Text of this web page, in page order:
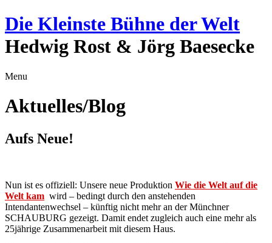
Die Kleinste Bühne der Welt
Hedwig Rost & Jörg Baesecke
Menu
Aktuelles/Blog
Aufs Neue!
Nun ist es offiziell: Unsere neue Produktion Wie die Welt auf die
Welt kam wird – bedingt durch den anstehenden
Intendantenwechsel – künftig nicht mehr an der Münchner
SCHAUBURG gezeigt. Damit endet zugleich auch eine mehr als
25jährige Zusammenarbeit mit diesem Haus.